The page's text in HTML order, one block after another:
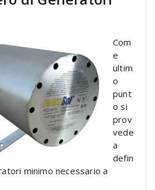
Com
e
ultim
o
punt
o si
prov
vede
a
defin
minimo necessario a